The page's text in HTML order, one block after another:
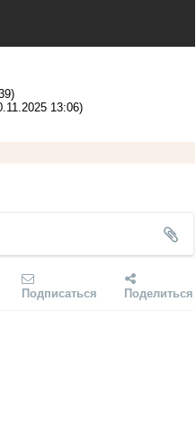
13:06)
Подписаться Поделиться